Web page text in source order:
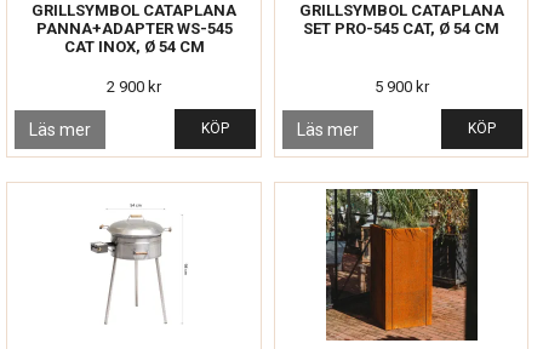
GRILLSYMBOL CATAPLANA
PANNA+ADAPTER WS-545
CAT INOX, Ø 54 CM
2 900 kr
Läs mer KÖP
GRILLSYMBOL CATAPLANA
SET PRO-545 CAT, Ø 54 CM
5 900 kr
Läs mer KÖP